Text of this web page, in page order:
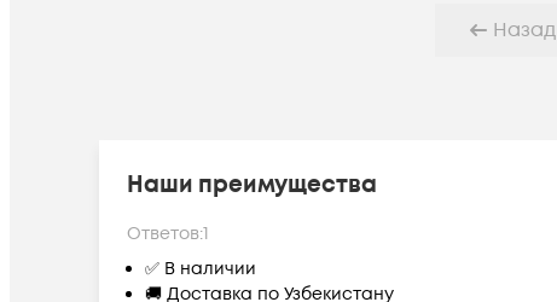
Назад
Наши преимущества
Ответов:1
✅ В наличии
🚚 Доставка по Узбекистану